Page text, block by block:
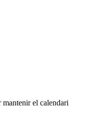
mantenir el calendari